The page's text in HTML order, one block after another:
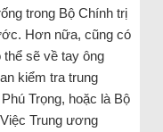
trong Bộ Chính trị
Hơn nữa, cũng có
sẽ về tay ông
kiểm tra trung
Trọng, hoặc là Bộ
Trung ương